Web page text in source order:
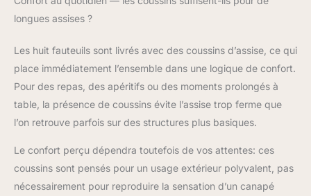
ET PROTECTEUR: En
plus de son style et
confort, notre salon de
jardin inclut une
Cette protection
supplémentaire,
pour des meubles
jardin exterieur, garantit
longues assises ?
Les huit fauteuils sont livrés avec des coussins d’assise, ce qui
place immédiatement l’ensemble dans une logique de confort.
Pour des repas, des apéritifs ou des moments prolongés à
table, la présence de coussins évite l’assise trop ferme que
l’on retrouve parfois sur des structures plus basiques.
Le confort perçu dépendra toutefois de vos attentes: ces
coussins sont pensés pour un usage extérieur polyvalent, pas
nécessairement pour reproduire la sensation d’un canapé